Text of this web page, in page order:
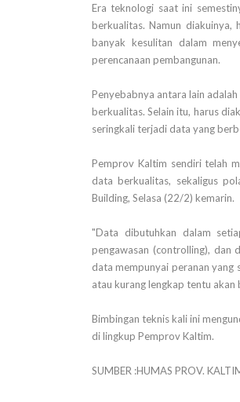
Era teknologi saat ini
berkualitas. Namun diakuinya,
banyak kesulitan dalam
perencanaan pembangunan.
Penyebabnya antara lain
berkualitas. Selain itu, harus
seringkali terjadi data yang
Pemprov Kaltim sendiri telah
data berkualitas, sekaligus
Building, Selasa (22/2) kemarin.
"Data dibutuhkan dalam
pengawasan (controlling), dan
data mempunyai peranan yang
atau kurang lengkap tentu akan
Bimbingan teknis kali ini
di lingkup Pemprov Kaltim.
SUMBER :HUMAS PROV.